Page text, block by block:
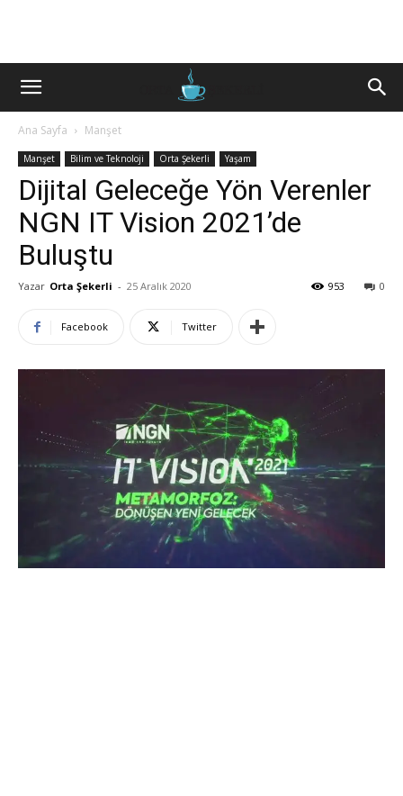
Ana Sayfa Manşet
Manşet Bilim ve Teknoloji Orta Şekerli Yaşam
Dijital Geleceğe Yön Verenler
NGN IT Vision 2021’de
Buluştu
Yazar Orta Şekerli - 25 Aralık 2020 0
953
Facebook Twitter